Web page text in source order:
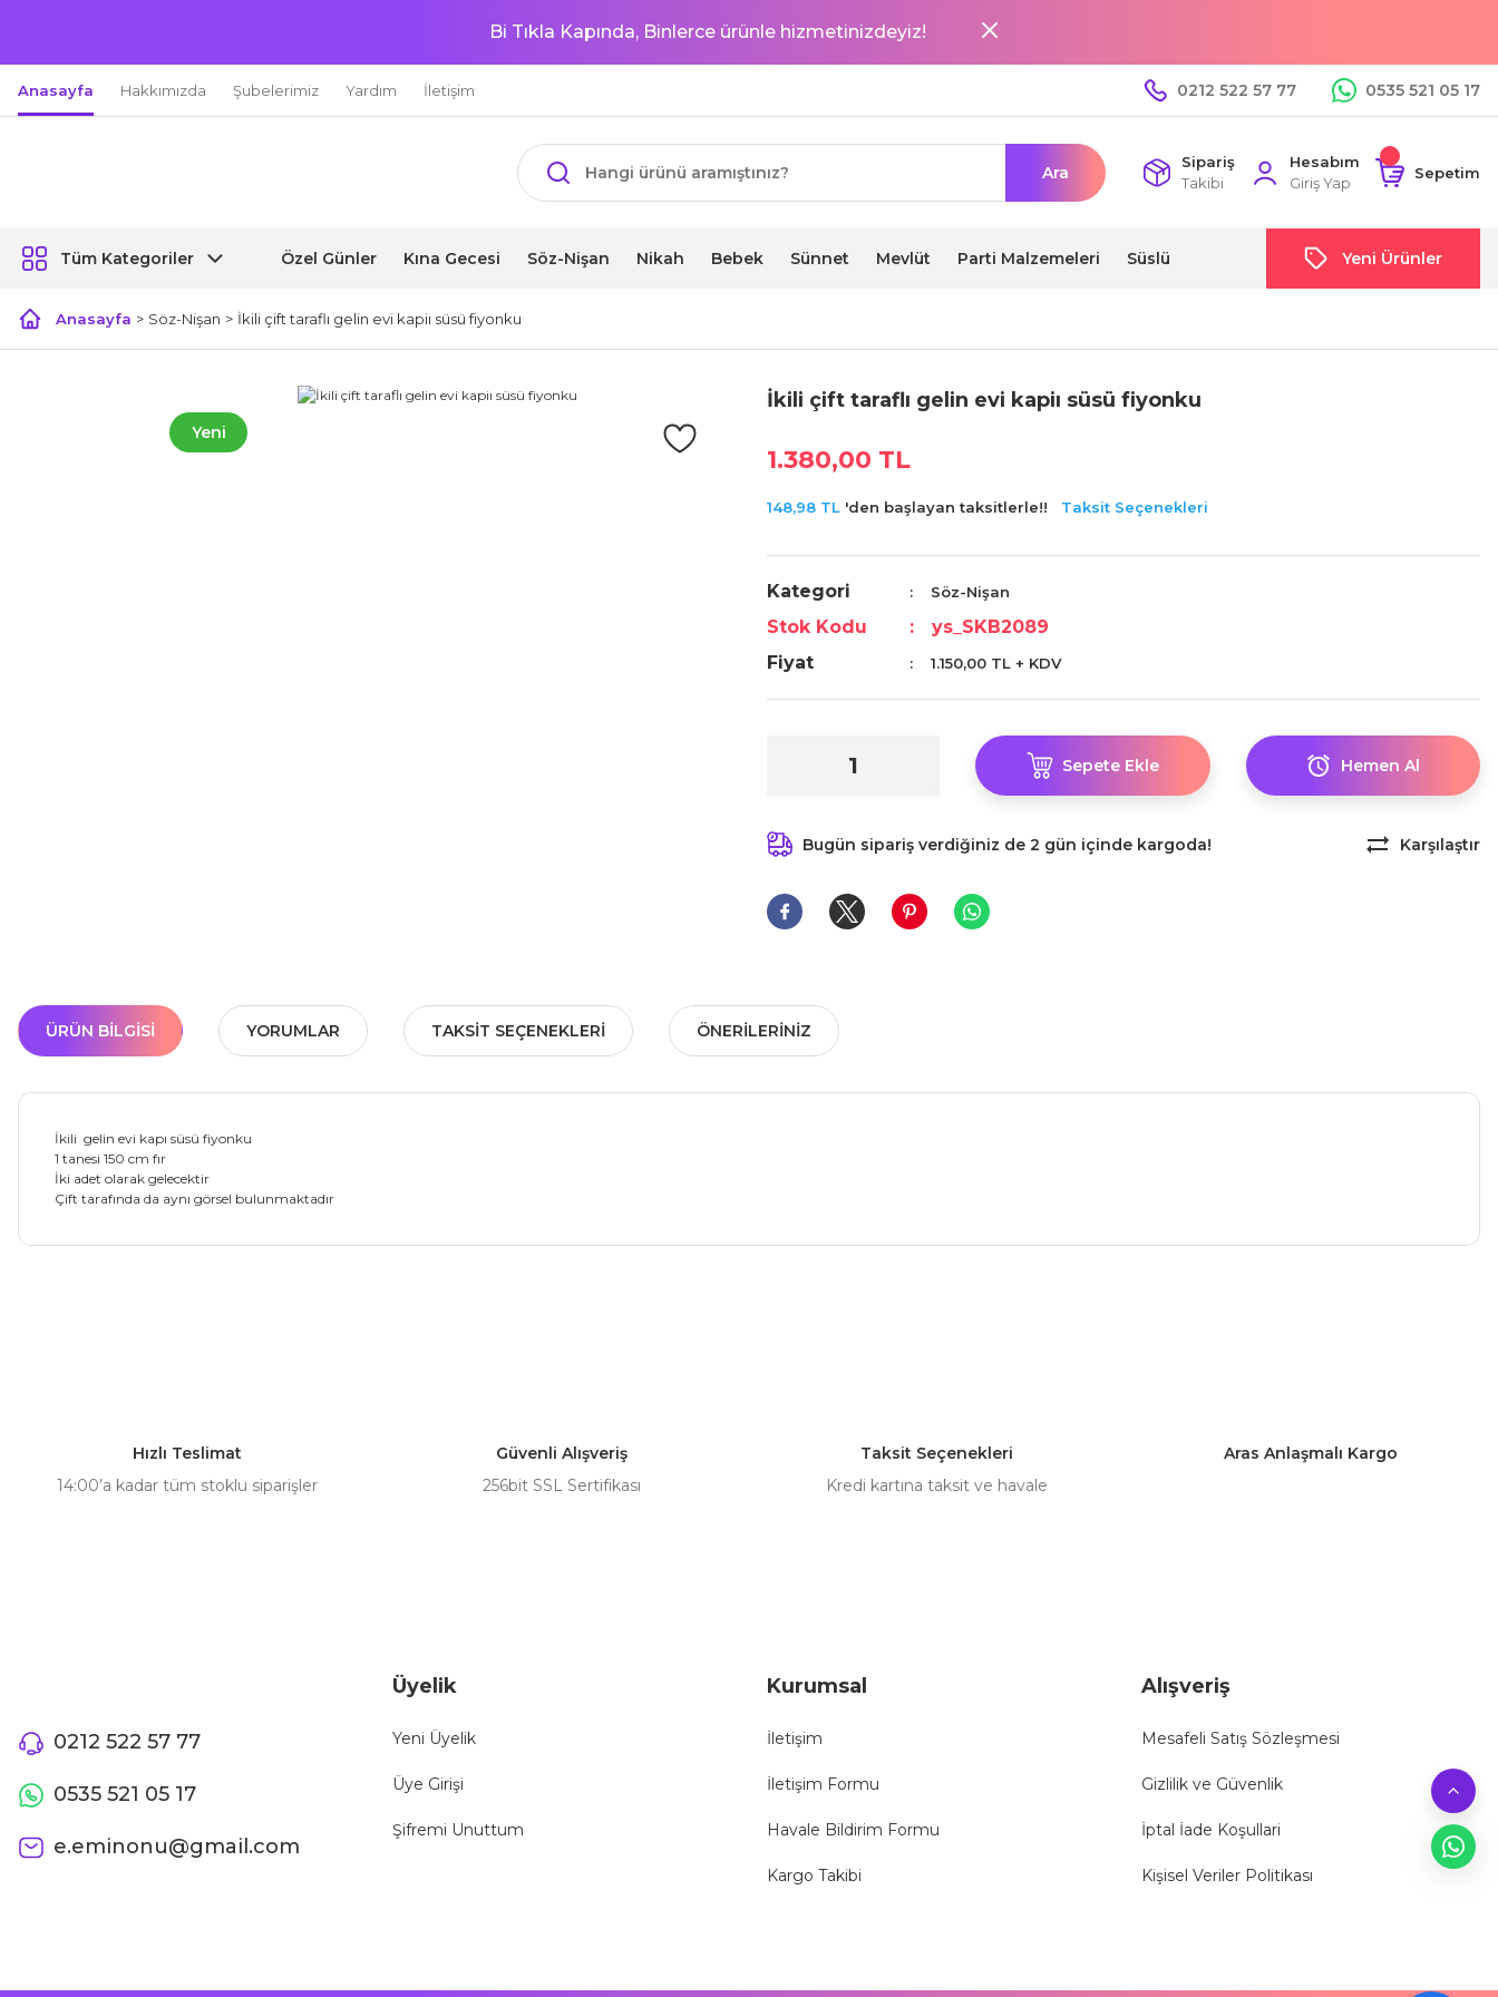
Bi Tıkla Kapında, Binlerce ürünle hizmetinizdeyiz!
Anasayfa Hakkımızda Şubelerimiz Yardım İletişim 0212 522 57 77 0535 521 05 17
Ara
Sipariş
Takibi
Hesabım
Giriş Yap
Sepetim
Tüm Kategoriler Özel Günler Kına Gecesi Söz-Nişan Nikah Bebek Sünnet Mevlüt Parti Malzemeleri Süslü Yeni Ürünler
Anasayfa Söz-Nişan İkili çift taraflı gelin evi kapiı süsü fiyonku
Yeni
İkili çift taraflı gelin evi kapiı süsü fiyonku
1.380,00 TL
148,98 TL 'den başlayan taksitlerle!! Taksit Seçenekleri
Kategori Söz-Nişan
Stok Kodu
ys_SKB2089
Fiyat
1.150,00 TL + KDV
Sepete Ekle Hemen Al
Bugün sipariş verdiğiniz de 2 gün içinde kargoda! Karşılaştır
ÜRÜN BILGISI YORUMLAR TAKSIT SEÇENEKLERI ÖNERILERINIZ
İkili gelin evi kapı süsü fiyonku
1 tanesi 150 cm fır
İki adet olarak gelecektir
Çift tarafında da aynı görsel bulunmaktadır
Ürün fiyatı diğer sitelerden daha pahalı.
Gönder
Hızlı Teslimat
14:00’a kadar tüm stoklu siparişler
Güvenli Alışveriş
256bit SSL Sertifikası
Taksit Seçenekleri
Kredi kartına taksit ve havale
Aras Anlaşmalı Kargo
0212 522 57 77
0535 521 05 17
e.eminonu@gmail.com
Üyelik
Yeni Üyelik
Üye Girişi
Şifremi Unuttum
Kurumsal
İletişim
İletişim Formu
Havale Bildirim Formu
Kargo Takibi
Alışveriş
Mesafeli Satış Sözleşmesi
Gizlilik ve Güvenlik
İptal İade Koşullari
Kişisel Veriler Politikası